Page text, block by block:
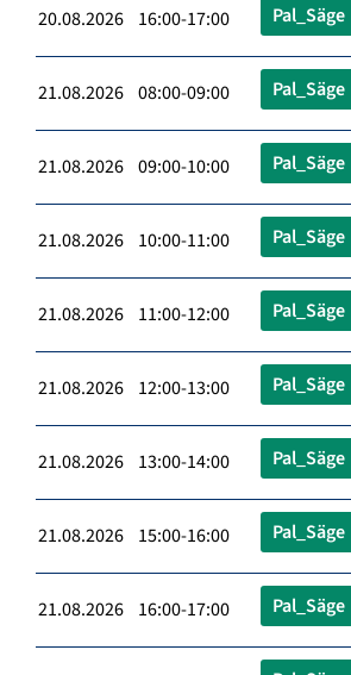
20.08.2026 16:00-17:00 Pal_Säge
21.08.2026 08:00-09:00 Pal_Säge
21.08.2026 09:00-10:00 Pal_Säge
21.08.2026 10:00-11:00 Pal_Säge
21.08.2026 11:00-12:00 Pal_Säge
21.08.2026 12:00-13:00 Pal_Säge
21.08.2026 13:00-14:00 Pal_Säge
21.08.2026 15:00-16:00 Pal_Säge
21.08.2026 16:00-17:00 Pal_Säge